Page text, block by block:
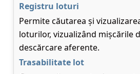
Registru loturi
Permite căutarea și
loturilor, vizualizând mișcările
descărcare aferente.
Trasabilitate lot